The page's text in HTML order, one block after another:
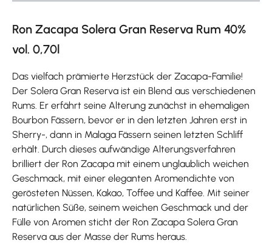
Ron Zacapa Solera Gran Reserva Rum 40%
vol. 0,70l
Das vielfach prämierte Herzstück der Zacapa-Familie!
Der Solera Gran Reserva ist ein Blend aus verschiedenen
Rums. Er erfährt seine Alterung zunächst in ehemaligen
Bourbon Fässern, bevor er in den letzten Jahren erst in
Sherry-, dann in Malaga Fässern seinen letzten Schliff
erhält. Durch dieses aufwändige Alterungsverfahren
brilliert der Ron Zacapa mit einem unglaublich weichen
Geschmack, mit einer eleganten Aromendichte von
gerösteten Nüssen, Kakao, Toffee und Kaffee. Mit seiner
natürlichen Süße, seinem weichen Geschmack und der
Fülle von Aromen sticht der Ron Zacapa Solera Gran
Reserva aus der Masse der Rums heraus.